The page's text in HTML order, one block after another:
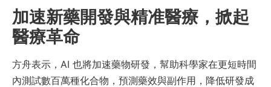
加速新藥開發與精准醫療，掀起
醫療革命
方舟表示，AI 也將加速藥物研發，幫助科學家在更短時間
內測試數百萬種化合物，預測藥效與副作用，降低研發成